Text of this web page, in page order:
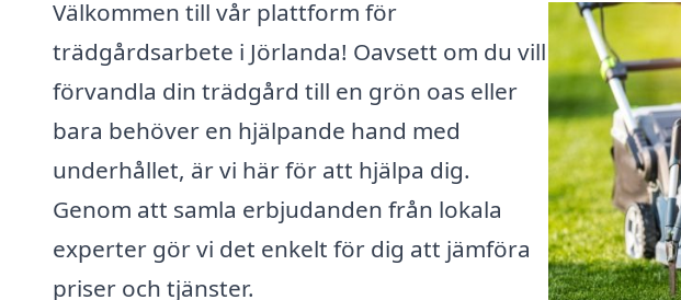
Välkommen till vår plattform för
trädgårdsarbete i Jörlanda! Oavsett om du vill
förvandla din trädgård till en grön oas eller
bara behöver en hjälpande hand med
underhållet, är vi här för att hjälpa dig.
Genom att samla erbjudanden från lokala
experter gör vi det enkelt för dig att jämföra
priser och tjänster.